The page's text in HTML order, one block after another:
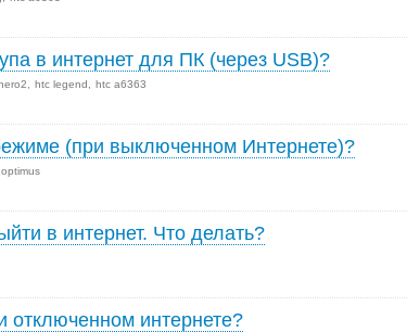
в интернет для ПК (через USB)?
htc legend htc a6363
(при выключенном Интернете)?
в интернет. Что делать?
отключенном интернете?